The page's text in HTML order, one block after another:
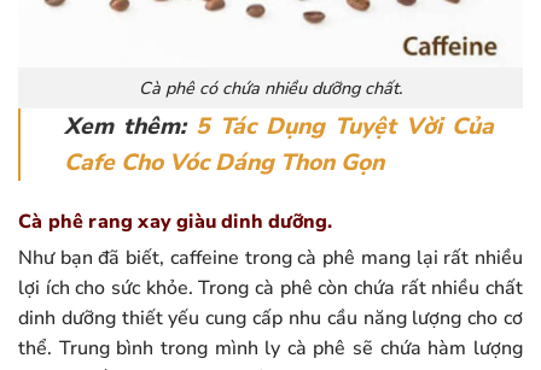
Cà phê có chứa nhiều dưỡng chất.
Xem thêm: 5 Tác Dụng Tuyệt Vời Của
Cafe Cho Vóc Dáng Thon Gọn
Cà phê rang xay giàu dinh dưỡng.
Như bạn đã biết, caffeine trong cà phê mang lại rất nhiều
lợi ích cho sức khỏe. Trong cà phê còn chứa rất nhiều chất
dinh dưỡng thiết yếu cung cấp nhu cầu năng lượng cho cơ
thể. Trung bình trong mình ly cà phê sẽ chứa hàm lượng